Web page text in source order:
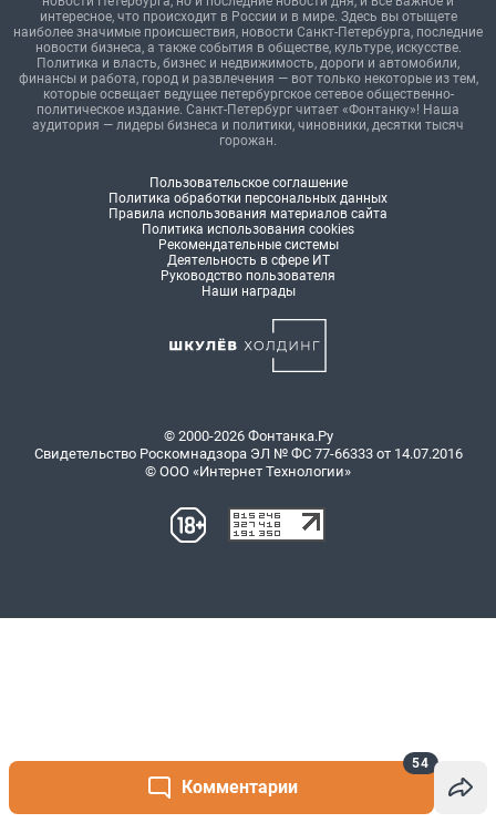
Комментарии
54